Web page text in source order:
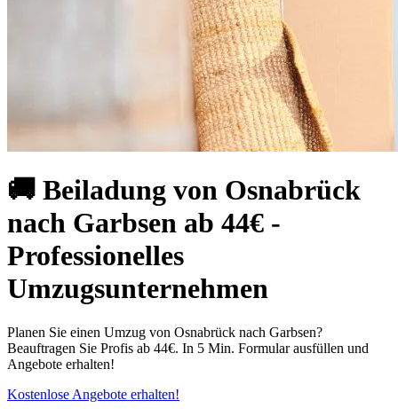
🚚 Beiladung von Osnabrück
nach Garbsen ab 44€ -
Professionelles
Umzugsunternehmen
Planen Sie einen Umzug von Osnabrück nach Garbsen?
Beauftragen Sie Profis ab 44€. In 5 Min. Formular ausfüllen und
Angebote erhalten!
Kostenlose Angebote erhalten!